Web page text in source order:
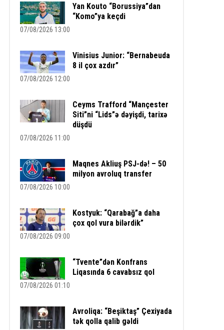
Yan Kouto “Borussiya”dan
“Komo”ya keçdi
07/08/2026 13:00
Vinisius Junior: “Bernabeuda
8 il çox azdır”
07/08/2026 12:00
Ceyms Trafford “Mançester
Siti”ni “Lids”ə dəyişdi, tarixə
düşdü
07/08/2026 11:00
Maqnes Akliuş PSJ-də! – 50
milyon avroluq transfer
07/08/2026 10:00
Kostyuk: “Qarabağ”a daha
çox qol vura bilərdik”
07/08/2026 09:00
“Tvente”dən Konfrans
Liqasında 6 cavabsız qol
07/08/2026 01:10
Avroliqa: “Beşiktaş” Çexiyada
tək qolla qalib gəldi